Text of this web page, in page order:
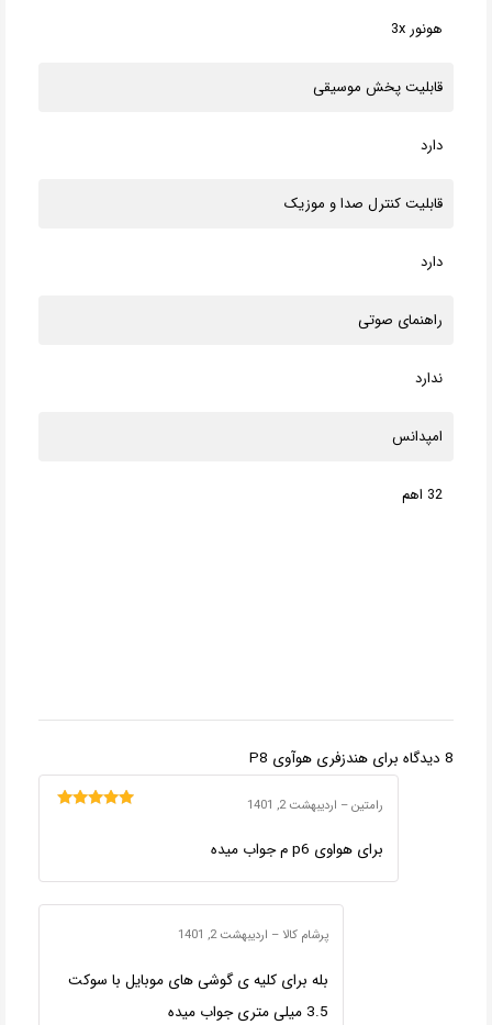
هونور 3x
قابلیت پخش موسیقی
دارد
قابلیت کنترل صدا و موزیک
دارد
راهنمای صوتی
ندارد
امپدانس
32 اهم
8 دیدگاه برای هندزفری هوآوی P8
رامتین– اردیبهشت 2, 1401
برای هواوی p6 م جواب میده
پرشام کالا– اردیبهشت 2, 1401
بله برای کلیه ی گوشی های موبایل با سوکت
3.5 میلی متری جواب میده